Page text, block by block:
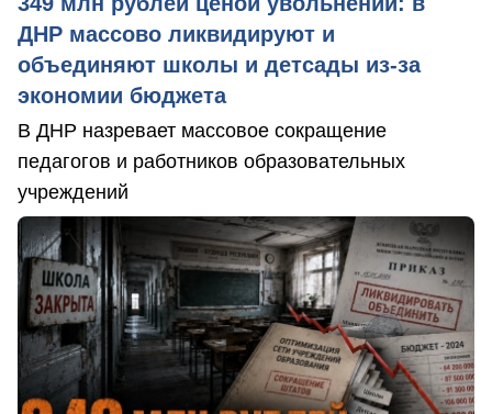
ДНР массово ликвидируют и
объединяют школы и детсады из-за
экономии бюджета
В ДНР назревает массовое сокращение
педагогов и работников образовательных
учреждений